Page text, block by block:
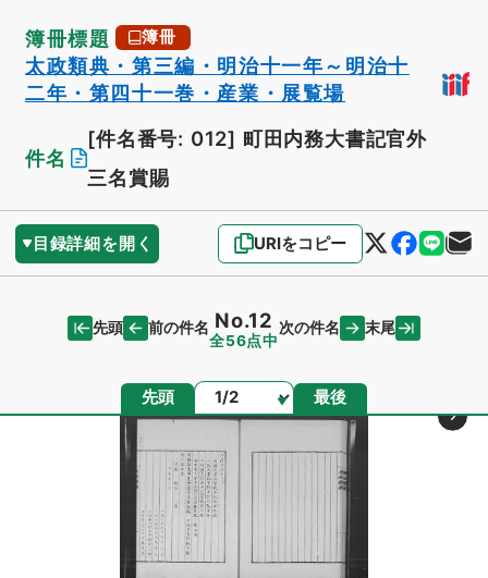
簿冊標題 簿冊
太政類典・第三編・明治十一年～明治十
二年・第四十一巻・産業・展覧場
件名
[件名番号: 012] 町田内務大書記官外
三名賞賜
目録詳細を開く URIをコピー
先頭 前の件名 No.12
全56点中
次の件名 末尾
先頭 ページ 最後